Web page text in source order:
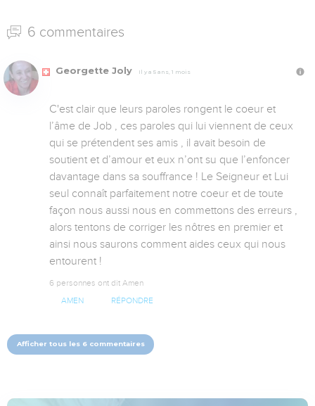
6 commentaires
Georgette Joly Il y a 5 ans, 1 mois
C'est clair que leurs paroles rongent le coeur et
l’âme de Job , ces paroles qui lui viennent de ceux
qui se prétendent ses amis , il avait besoin de
soutient et d’amour et eux n’ont su que l’enfoncer
davantage dans sa souffrance ! Le Seigneur et Lui
seul connaît parfaitement notre coeur et de toute
façon nous aussi nous en commettons des erreurs ,
alors tentons de corriger les nôtres en premier et
ainsi nous saurons comment aides ceux qui nous
entourent !
6 personnes ont dit Amen
AMEN RÉPONDRE
Afficher tous les 6 commentaires